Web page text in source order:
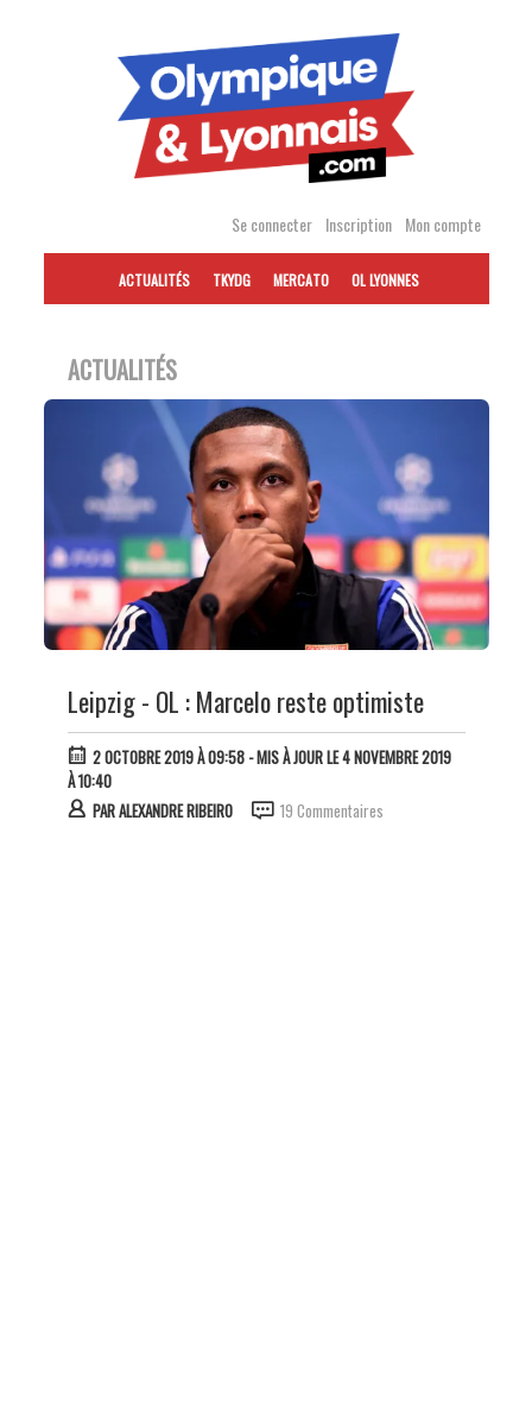
Se connecter Inscription Mon compte
ACTUALITÉS TKYDG MERCATO OL LYONNES
ACTUALITÉS
Leipzig - OL : Marcelo reste optimiste
2 OCTOBRE 2019 À 09:58- MIS À JOUR LE 4 NOVEMBRE 2019
À 10:40
PARALEXANDRE RIBEIRO 19 Commentaires